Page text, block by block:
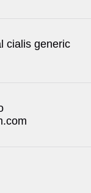
cialis generic